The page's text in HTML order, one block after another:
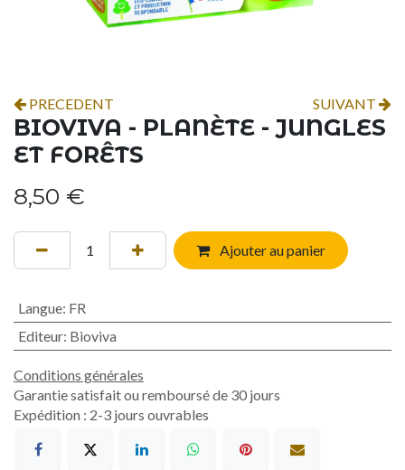
PRECEDENT SUIVANT
BIOVIVA - PLANÈTE - JUNGLES
ET FORÊTS
8,50 €
Ajouter au panier
Langue: FR
Editeur: Bioviva
Conditions générales
Garantie satisfait ou remboursé de 30 jours
Expédition : 2-3 jours ouvrables